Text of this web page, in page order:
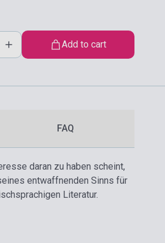
Add to cart
FAQ
daran zu haben scheint,
entwaffnenden Sinns für
Literatur.